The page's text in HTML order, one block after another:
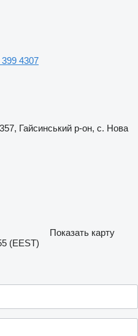
4307
Гайсинський р-он, с. Нова
Показать карту
(EEST)